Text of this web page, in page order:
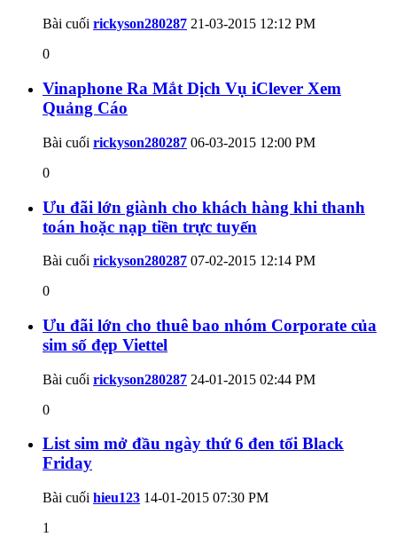
Bài cuối rickyson280287 21-03-2015 12:12 PM
0
Vinaphone Ra Mắt Dịch Vụ iClever Xem
Quảng Cáo
Bài cuối rickyson280287 06-03-2015 12:00 PM
0
Ưu đãi lớn giành cho khách hàng khi thanh
toán hoặc nạp tiền trực tuyến
Bài cuối rickyson280287 07-02-2015 12:14 PM
0
Ưu đãi lớn cho thuê bao nhóm Corporate của
sim số đẹp Viettel
Bài cuối rickyson280287 24-01-2015 02:44 PM
0
List sim mở đầu ngày thứ 6 đen tối Black
Friday
Bài cuối hieu123 14-01-2015 07:30 PM
1